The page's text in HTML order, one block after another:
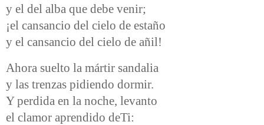
y el del alba que debe venir;
¡el cansancio del cielo de estaño
y el cansancio del cielo de añil!
Ahora suelto la mártir sandalia
y las trenzas pidiendo dormir.
Y perdida en la noche, levanto
el clamor aprendido deTi: